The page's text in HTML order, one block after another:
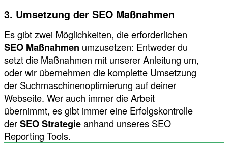
3. Umsetzung der SEO Maßnahmen
Es gibt zwei Möglichkeiten, die erforderlichen
SEO Maßnahmen umzusetzen: Entweder du
setzt die Maßnahmen mit unserer Anleitung um,
oder wir übernehmen die komplette Umsetzung
der Suchmaschinenoptimierung auf deiner
Webseite. Wer auch immer die Arbeit
übernimmt, es gibt immer eine Erfolgskontrolle
derSEO Strategieanhand unseres SEO
Reporting Tools.